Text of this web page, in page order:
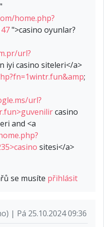
home.php?
">casino oyunlar?
url?
iyi casino siteleri</a>
;
url?
casino
and <a
sitesi</a>
se musíte přihlásit
| Pá 25.10.2024 09:36